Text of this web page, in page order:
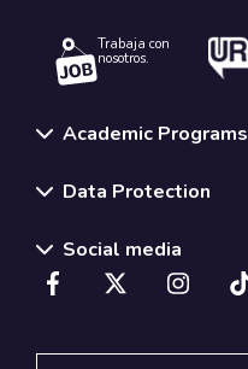
Trabaja con
nosotros.
Academic Programs
Data Protection
Social media